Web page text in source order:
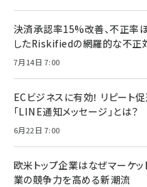
決済承認率15%改善、不正率
したRiskifiedの網羅的な不正
7月14日 7:00
ECビジネスに有効！ リピート
「LINE通知メッセージ」とは？
6月22日 7:00
欧米トップ企業はなぜマーケ
業の競争力を高める新潮流